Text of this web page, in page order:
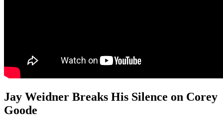
Jay Weidner Breaks His Silence on Corey
Goode